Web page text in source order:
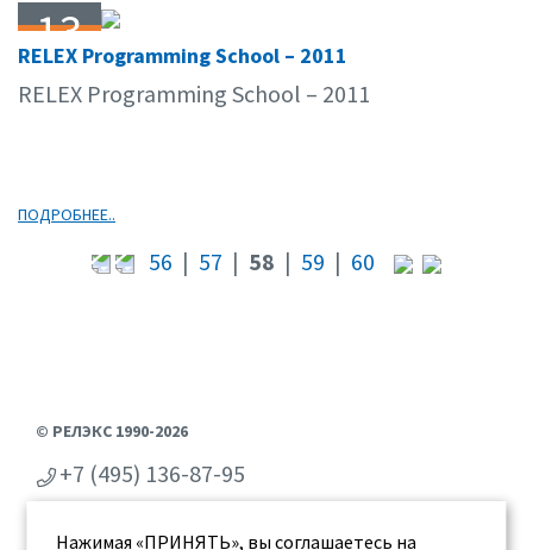
13
04.11
RELEX Programming School – 2011
RELEX Programming School – 2011
ПОДРОБНЕЕ..
56 | 57 | 58 | 59 | 60
Нажимая «ПРИНЯТЬ», вы соглашаетесь на
© РЕЛЭКС 1990-2026
+7 (495) 136-87-95